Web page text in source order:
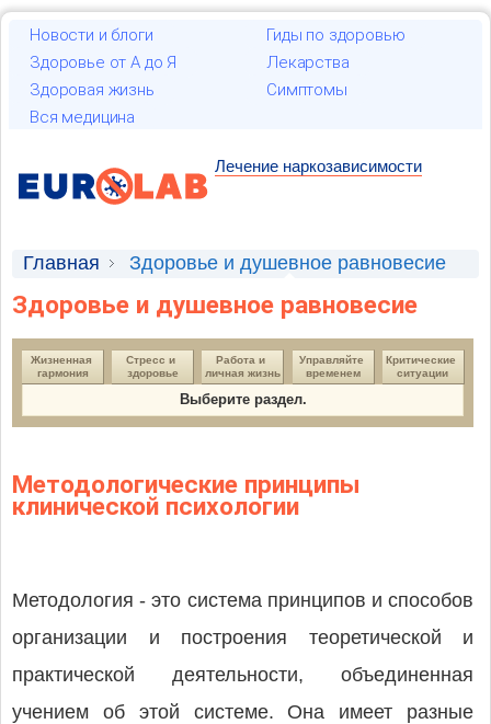
Новости и блоги
Гиды по здоровью
Здоровье от А до Я
Лекарства
Здоровая жизнь
Симптомы
Вся медицина
Лечение наркозависимости
Главная Здоровье и душевное равновесие
Здоровье и душевное равновесие
Жизненная
гармония
Стресс и
здоровье
Работа и
личная жизнь
Управляйте
временем
Критические
ситуации
Выберите раздел.
Методологические принципы
клинической психологии
Методология - это система принципов и способов
организации и построения теоретической и
практической деятельности, объединенная
учением об этой системе. Она имеет разные